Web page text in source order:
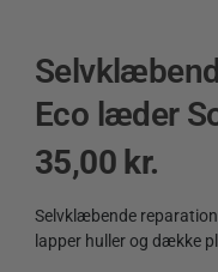
Eco læder
35,00 kr.
Selvklæbende
lapper huller og dække